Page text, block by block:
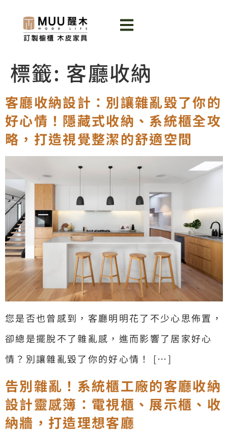
標籤: 客廳收納
客廳收納設計：別讓雜亂毀了你的
好心情！隱藏式收納、系統櫃全攻
略，打造視覺整潔的舒適空間
您是否也曾感到，客廳明明花了不少心思佈置，
卻總是擺脫不了雜亂感，進而影響了居家好心
情？別讓雜亂毀了你的好心情！ […]
告別雜亂！系統櫃工廠的客廳收納
設計靈感簿：電視櫃、展示櫃、收
納牆，打造理想客廳